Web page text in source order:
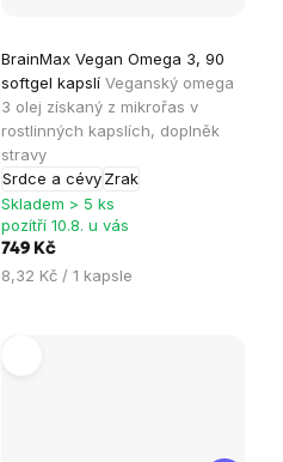
BrainMax Vegan Omega 3, 90
softgel kapslí Veganský omega
3 olej získaný z mikrořas v
rostlinných kapslích, doplněk
stravy
Srdce a cévyZrak
hodnocení
produktu
je
4,5
z
5
hvězdiček.
Skladem > 5 ks
pozítří 10.8. u vás
749 Kč
Měrná
8,32 Kč / 1 kapsle